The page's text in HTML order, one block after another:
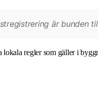
är bunden
lokala regler som gäller i